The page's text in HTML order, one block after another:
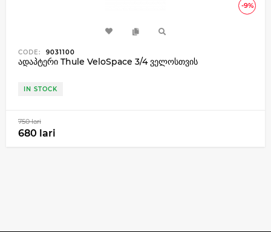
-9%
CODE: 9031100
ადაპტერი Thule VeloSpace 3/4 ველოსთვის
IN STOCK
750 lari
680 lari